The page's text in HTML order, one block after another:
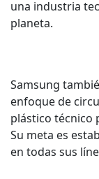
una industria
planeta.
Samsung
enfoque de
plástico técnico
Su meta es
en todas sus